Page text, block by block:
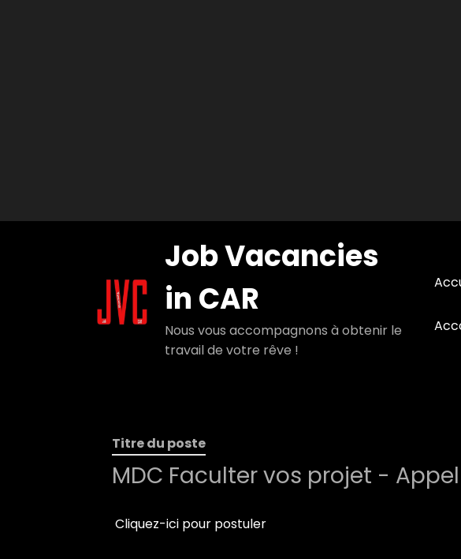
Job Vacancies
in CAR
Nous vous accompagnons à obtenir le
travail de votre rêve !
Titre du poste
MDC Faculter vos projet -
Cliquez-ici pour postuler